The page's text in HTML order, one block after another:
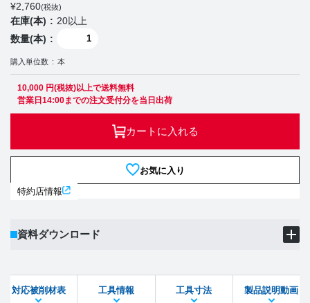
¥2,760(税抜)
在庫(本)
20以上
数量(本)
購入単位数 本
10,000 円(税抜)以上で送料無料
営業日14:00までの注文受付分を当日出荷
カートに入れる
お気に入り
特約店情報
資料ダウンロード
STEPファイル DXFファイル
対応被削材表 工具情報 工具寸法 製品説明動画